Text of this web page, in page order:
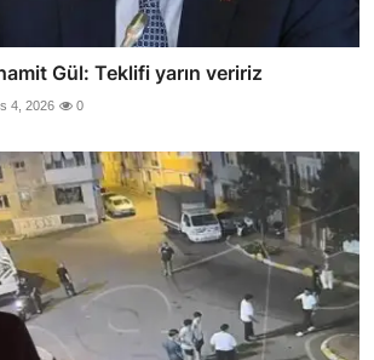
Gül: Teklifi yarın veririz
4, 2026 0